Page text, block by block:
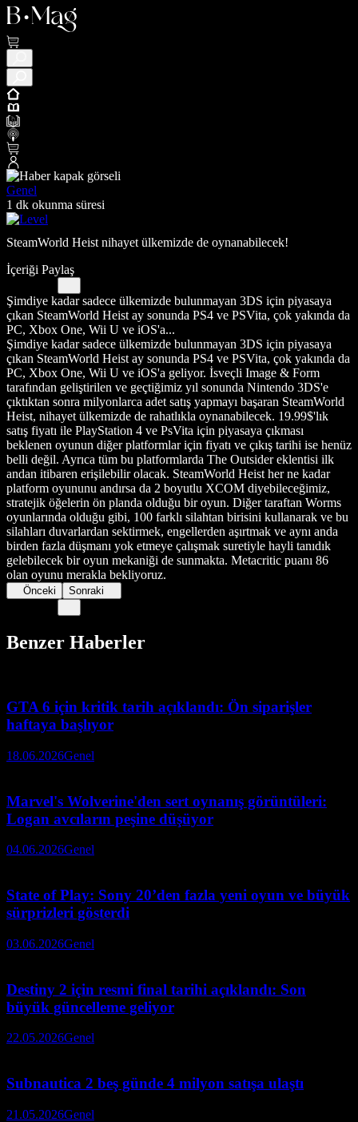
Genel
1 dk okunma süresi
SteamWorld Heist nihayet ülkemizde de oynanabilecek!
İçeriği Paylaş
Şimdiye kadar sadece ülkemizde bulunmayan 3DS için piyasaya
çıkan SteamWorld Heist ay sonunda PS4 ve PSVita, çok yakında da
PC, Xbox One, Wii U ve iOS'a...
Şimdiye kadar sadece ülkemizde bulunmayan 3DS için piyasaya
çıkan SteamWorld Heist ay sonunda PS4 ve PSVita, çok yakında da
PC, Xbox One, Wii U ve iOS'a geliyor. İsveçli Image & Form
tarafından geliştirilen ve geçtiğimiz yıl sonunda Nintendo 3DS'e
çıktıktan sonra milyonlarca adet satış yapmayı başaran SteamWorld
Heist, nihayet ülkemizde de rahatlıkla oynanabilecek. 19.99$'lık
satış fiyatı ile PlayStation 4 ve PsVita için piyasaya çıkması
beklenen oyunun diğer platformlar için fiyatı ve çıkış tarihi ise henüz
belli değil. Ayrıca tüm bu platformlarda The Outsider eklentisi ilk
andan itibaren erişilebilir olacak. SteamWorld Heist her ne kadar
platform oyununu andırsa da 2 boyutlu XCOM diyebileceğimiz,
stratejik öğelerin ön planda olduğu bir oyun. Diğer taraftan Worms
oyunlarında olduğu gibi, 100 farklı silahtan birisini kullanarak ve bu
silahları duvarlardan sektirmek, engellerden aşırtmak ve aynı anda
birden fazla düşmanı yok etmeye çalışmak suretiyle hayli tanıdık
gelebilecek bir oyun mekaniği de sunmakta. Metacritic puanı 86
olan oyunu merakla bekliyoruz.
Önceki Sonraki
Benzer Haberler
GTA 6 için kritik tarih açıklandı: Ön siparişler
haftaya başlıyor
18.06.2026Genel
Marvel's Wolverine'den sert oynanış görüntüleri:
Logan avcıların peşine düşüyor
04.06.2026Genel
State of Play: Sony 20’den fazla yeni oyun ve büyük
sürprizleri gösterdi
03.06.2026Genel
Destiny 2 için resmi final tarihi açıklandı: Son
büyük güncelleme geliyor
22.05.2026Genel
Subnautica 2 beş günde 4 milyon satışa ulaştı
21.05.2026Genel